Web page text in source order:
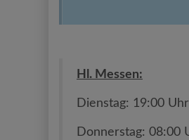
Hl. Messen:
Dienstag: 19:00 Uhr
Donnerstag: 08:00